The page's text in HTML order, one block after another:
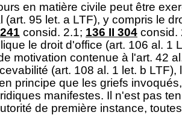
en matière civile peut être
(art. 95 let. a LTF), y compris le
consid. 2.1; 136 II 304 consid.
le droit d'office (art. 106 al. 1
motivation contenue à l'art. 42
(art. 108 al. 1 let. b LTF),
principe que les griefs
manifestes. Il n'est pas
de première instance,